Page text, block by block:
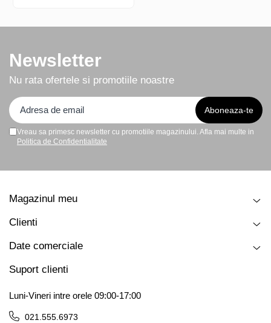
Newsletter
Nu rata ofertele si promotiile noastre
Vreau sa primesc newsletter cu promotiile magazinului. Afla mai multe in
Politica de Confidentialitate
Magazinul meu
Clienti
Date comerciale
Suport clienti
Luni-Vineri intre orele 09:00-17:00
021.555.6973